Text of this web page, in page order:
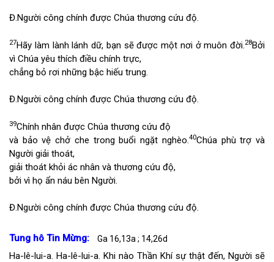
Đ.Người công chính được Chúa thương cứu độ.
27Hãy làm lành lánh dữ, bạn sẽ được một nơi ở muôn đời.28Bởi
vì Chúa yêu thích điều chính trực,
chẳng bỏ rơi những bậc hiếu trung.
Đ.Người công chính được Chúa thương cứu độ.
39Chính nhân được Chúa thương cứu độ
và bảo vệ chở che trong buổi ngặt nghèo.40Chúa phù trợ và
Người giải thoát,
giải thoát khỏi ác nhân và thương cứu độ,
bởi vì họ ẩn náu bên Người.
Đ.Người công chính được Chúa thương cứu độ.
Tung hô Tin Mừng: Ga 16,13a ; 14,26d
Ha-lê-lui-a. Ha-lê-lui-a. Khi nào Thần Khí sự thật đến, Người sẽ